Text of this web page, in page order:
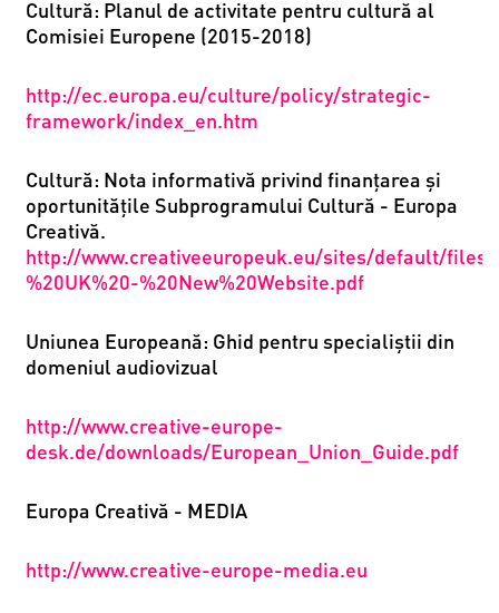
Cultură: Planul de activitate pentru cultură al
Comisiei Europene (2015-2018)
http://ec.europa.eu/culture/policy/strategic-
framework/index_en.htm
Cultură: Nota informativă privind finanțarea și
oportunitățile Subprogramului Cultură - Europa
Creativă.
http://www.creativeeuropeuk.eu/sites/default/files/
%20UK%20-%20New%20Website.pdf
Uniunea Europeană: Ghid pentru specialiştii din
domeniul audiovizual
http://www.creative-europe-
desk.de/downloads/European_Union_Guide.pdf
Europa Creativă - MEDIA
http://www.creative-europe-media.eu